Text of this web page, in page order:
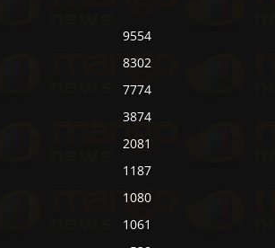
9554
8302
7774
3874
2081
1187
1080
1061